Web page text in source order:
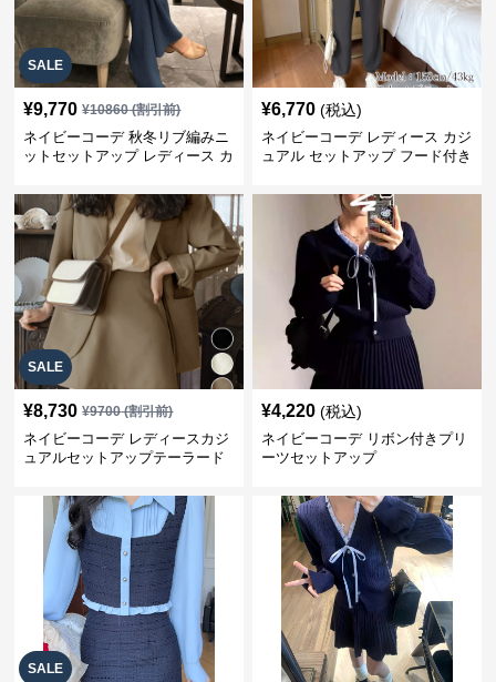
SALE
¥9,770 ¥10860(割引前)
ネイビーコーデ 秋冬リブ編みニ
ットセットアップ レディース カ
¥6,770 (税込)
ネイビーコーデ レディース カジ
ュアル セットアップ フード付き
SALE
¥8,730 ¥9700(割引前)
ネイビーコーデ レディースカジ
ュアルセットアップテーラード
¥4,220 (税込)
ネイビーコーデ リボン付きプリ
ーツセットアップ
SALE